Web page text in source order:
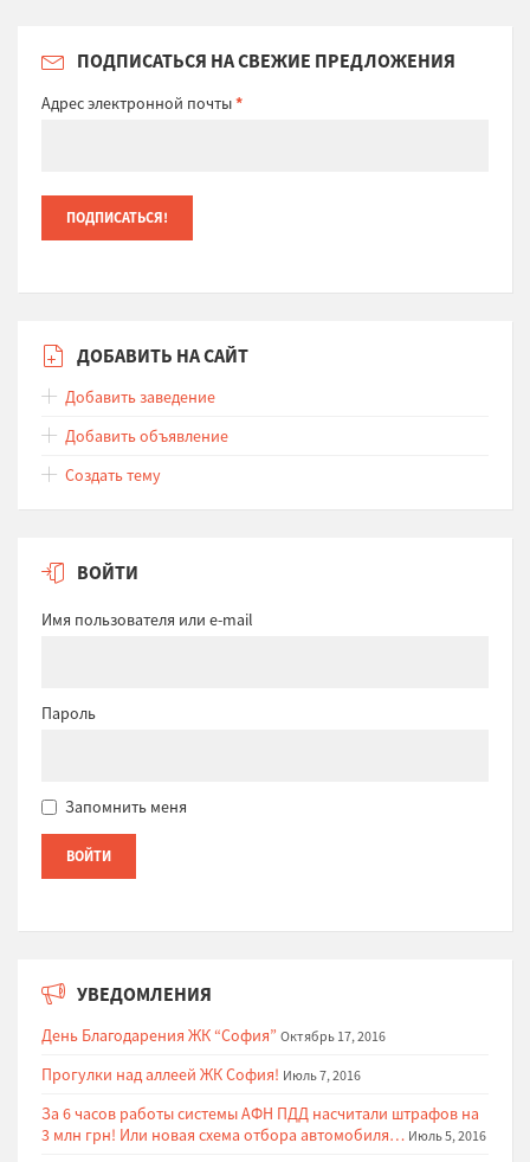
ПОДПИСАТЬСЯ НА СВЕЖИЕ ПРЕДЛОЖЕНИЯ
Адрес электронной почты*
ДОБАВИТЬ НА САЙТ
Добавить заведение
Добавить объявление
Создать тему
ВОЙТИ
Имя пользователя или e-mail
Пароль
Запомнить меня
УВЕДОМЛЕНИЯ
День Благодарения ЖК “София” Октябрь 17, 2016
Прогулки над аллеей ЖК София! Июль 7, 2016
За 6 часов работы системы АФН ПДД насчитали штрафов на
3 млн грн! Или новая схема отбора автомобиля… Июль 5, 2016